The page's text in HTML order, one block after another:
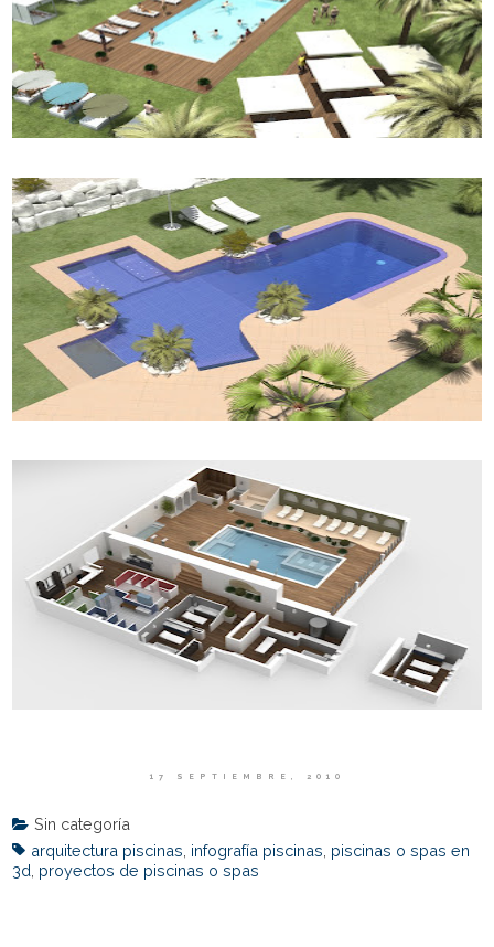
17 SEPTIEMBRE, 2010
Sin categoría
arquitectura piscinas infografía piscinas piscinas o spas en
3d proyectos de piscinas o spas